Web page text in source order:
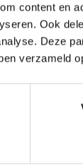
content en
Ook
Deze
verzameld